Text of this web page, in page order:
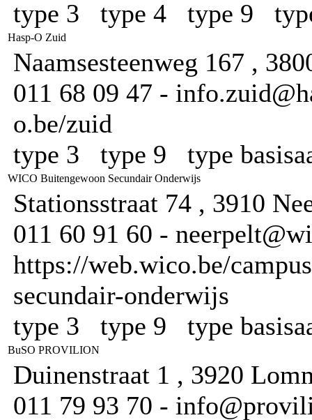
type 3 type 4 type 9
Hasp-O Zuid
Naamsesteenweg 167 ,
011 68 09 47 -
o.be/zuid
type 3 type 9 type
WICO Buitengewoon Secundair Onderwijs
Stationsstraat 74 , 3910
011 60 91 60 -
https://web.wico.be/
secundair-onderwijs
type 3 type 9 type
BuSO PROVILION
Duinenstraat 1 , 3920
011 79 93 70 -